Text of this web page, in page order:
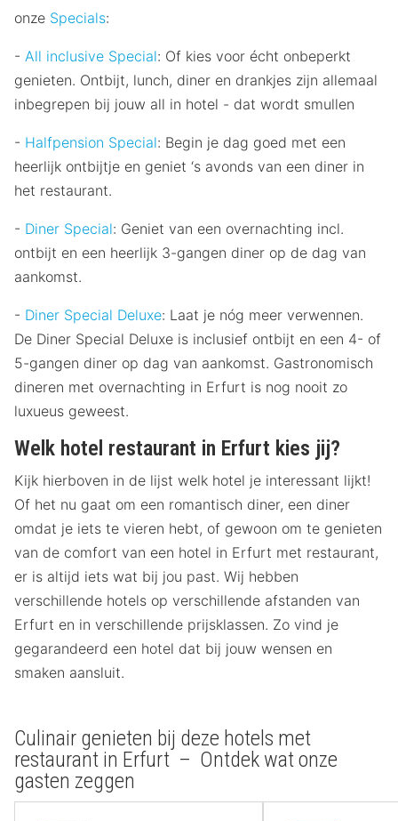
onze Specials:
- All inclusive Special: Of kies voor écht onbeperkt
genieten. Ontbijt, lunch, diner en drankjes zijn allemaal
inbegrepen bij jouw all in hotel - dat wordt smullen
- Halfpension Special: Begin je dag goed met een
heerlijk ontbijtje en geniet ‘s avonds van een diner in
het restaurant.
- Diner Special: Geniet van een overnachting incl.
ontbijt en een heerlijk 3-gangen diner op de dag van
aankomst.
- Diner Special Deluxe: Laat je nóg meer verwennen.
De Diner Special Deluxe is inclusief ontbijt en een 4- of
5-gangen diner op dag van aankomst. Gastronomisch
dineren met overnachting in Erfurt is nog nooit zo
luxueus geweest.
Welk hotel restaurant in Erfurt kies jij?
Kijk hierboven in de lijst welk hotel je interessant lijkt!
Of het nu gaat om een romantisch diner, een diner
omdat je iets te vieren hebt, of gewoon om te genieten
van de comfort van een hotel in Erfurt met restaurant,
er is altijd iets wat bij jou past. Wij hebben
verschillende hotels op verschillende afstanden van
Erfurt en in verschillende prijsklassen. Zo vind je
gegarandeerd een hotel dat bij jouw wensen en
smaken aansluit.
Culinair genieten bij deze hotels met
restaurant in Erfurt – Ontdek wat onze
gasten zeggen